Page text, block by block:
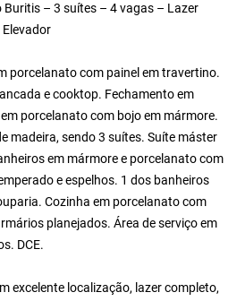
– 3 suítes – 4 vagas – Lazer
porcelanato com painel em travertino.
e cooktop. Fechamento em
porcelanato com bojo em mármore.
madeira, sendo 3 suítes. Suíte máster
em mármore e porcelanato com
e espelhos. 1 dos banheiros
Cozinha em porcelanato com
planejados. Área de serviço em
DCE.
excelente localização, lazer completo,